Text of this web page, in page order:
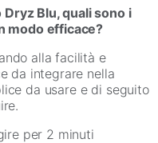
Blu, quali sono i
modo efficace?
alla facilità e
da integrare nella
da usare e di seguito
per 2 minuti